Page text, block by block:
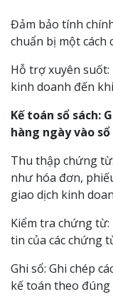
Đảm bảo tính
chuẩn bị một cách
Hỗ trợ xuyên
kinh doanh đến
Kế toán sổ sách:
hàng ngày vào
Thu thập chứng
như hóa đơn,
giao dịch kinh
Kiểm tra chứng
tin của các chứng
Ghi sổ: Ghi chép
kế toán theo đúng